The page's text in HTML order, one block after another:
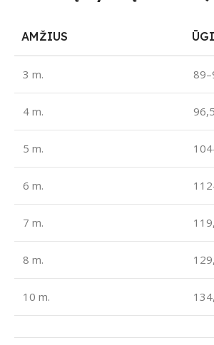
AMŽIUS
3 m.
4 m.
5 m.
6 m.
7 m.
8 m.
10 m.